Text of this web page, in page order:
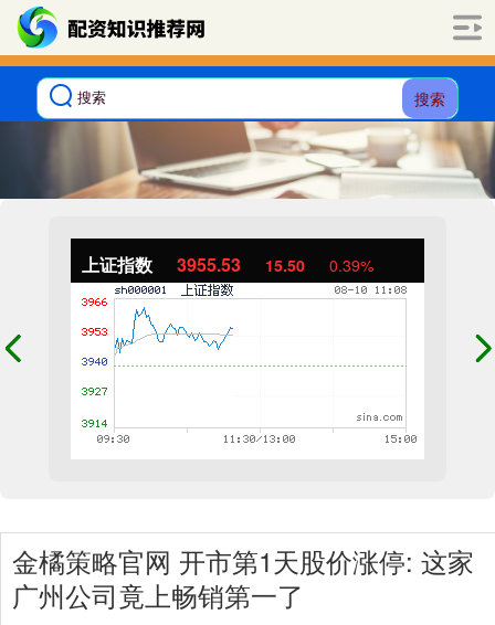
搜索
上证指数 3955.54 15.51 0.39%
金橘策略官网 开市第1天股价涨停: 这家
广州公司竟上畅销第一了